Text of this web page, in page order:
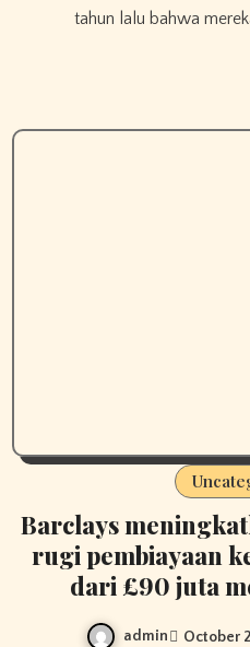
tahun lalu bahwa
Barclays
rugi pembiayaan
dari £90 juta
admin October